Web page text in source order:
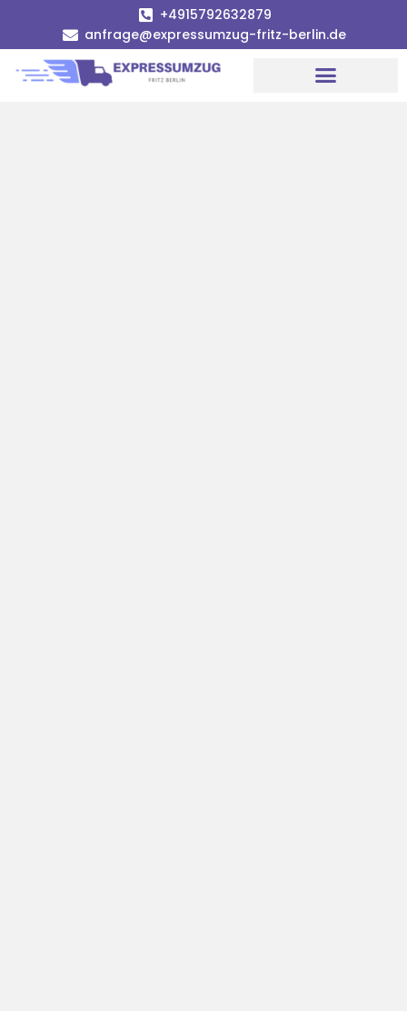
+4915792632879
anfrage@expressumzug-fritz-berlin.de